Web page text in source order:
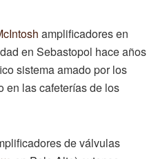
amplificadores en
en Sebastopol hace años
sistema amado por los
en las cafeterías de los
de válvulas